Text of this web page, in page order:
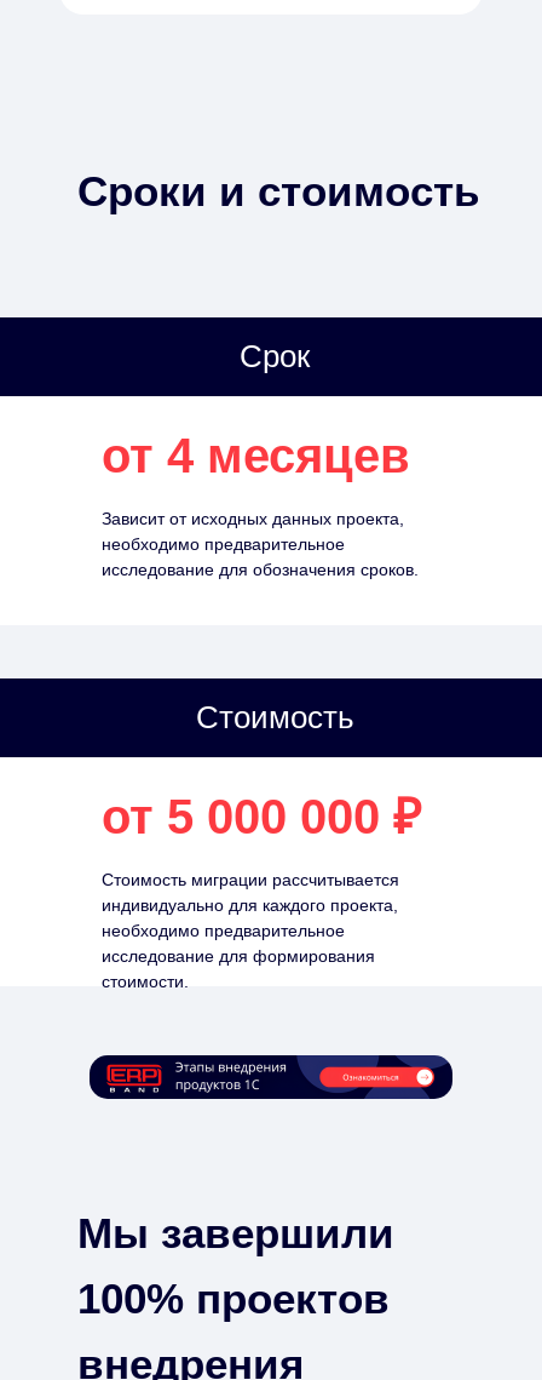
Сроки и стоимость
Срок
от 4 месяцев
Зависит от исходных данных проекта,
необходимо предварительное
исследование для обозначения сроков.
Стоимость
от 5 000 000 ₽
Стоимость миграции рассчитывается
индивидуально для каждого проекта,
необходимо предварительное
исследование для формирования
стоимости.
Мы завершили
100% проектов
внедрения